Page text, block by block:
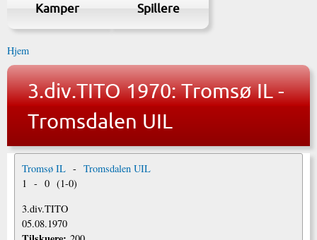
Kamper Spillere
Hjem
3.div.TITO 1970: Tromsø IL -
Tromsdalen UIL
Tromsø IL - Tromsdalen UIL
1 - 0 (1-0)
3.div.TITO
05.08.1970